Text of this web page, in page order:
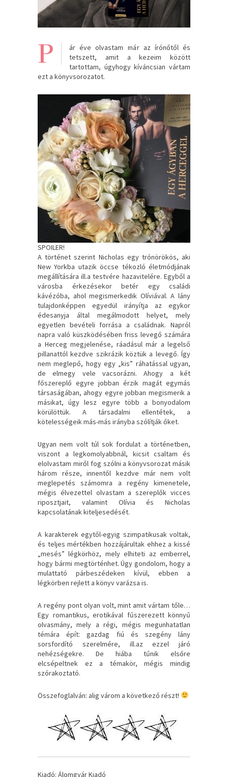
P
ár éve olvastam már az írónőtől és
tetszett, amit a kezeim között
tartottam, úgyhogy kíváncsian vártam
ezt a könyvsorozatot.
SPOILER!
A történet szerint Nicholas egy trónörökös, aki
New Yorkba utazik öccse tékozló életmódjának
megállítására ill.a testvére hazavitelére. Egyből a
városba érkezésekor betér egy családi
kávézóba, ahol megismerkedik Olíviával. A lány
tulajdonképpen egyedül irányítja az egykor
édesanyja által megálmodott helyet, mely
egyetlen bevételi forrása a családnak. Napról
napra való küszködésében friss levegő számára
a Herceg megjelenése, ráadásul már a legelső
pillanattól kezdve szikrázik köztük a levegő. Így
nem meglepő, hogy egy „kis” ráhatással ugyan,
de elmegy vele vacsorázni. Ahogy a két
főszereplő egyre jobban érzik magát egymás
társaságában, ahogy egyre jobban megismerik a
másikat, úgy lesz egyre több a bonyodalom
körülöttük. A társadalmi ellentétek, a
kötelességeik más-más irányba szólítják őket.
Ugyan nem volt túl sok fordulat a történetben,
viszont a legkomolyabbnál, kicsit csaltam és
elolvastam miről fog szólni a könyvsorozat másik
három része, innentől kezdve már nem volt
meglepetés számomra a regény kimenetele,
mégis élvezettel olvastam a szereplők vicces
riposztjait, valamint Olívia és Nicholas
kapcsolatának kiteljesedését.
A karakterek egytől-egyig szimpatikusak voltak,
és teljes mértékben hozzájárultak ehhez a kissé
„mesés” légkörhöz, mely elhiteti az emberrel,
hogy bármi megtörténhet. Úgy gondolom, hogy a
mulattató párbeszédeken kívül, ebben a
légkörben rejlett a könyv varázsa is.
A regény pont olyan volt, mint amit vártam tőle…
Egy romantikus, erotikával fűszerezett könnyű
olvasmány, mely a régi, mégis megunhatatlan
témára épít: gazdag fiú és szegény lány
sorsfordító szerelmére, ill.az ezzel járó
nehézségekre. De hiába tűnik elsőre
elcsépeltnek ez a témakör, mégis mindig
szórakoztató.
Összefoglalván: alig várom a következő részt!
Kiadó: Álomgyár Kiadó